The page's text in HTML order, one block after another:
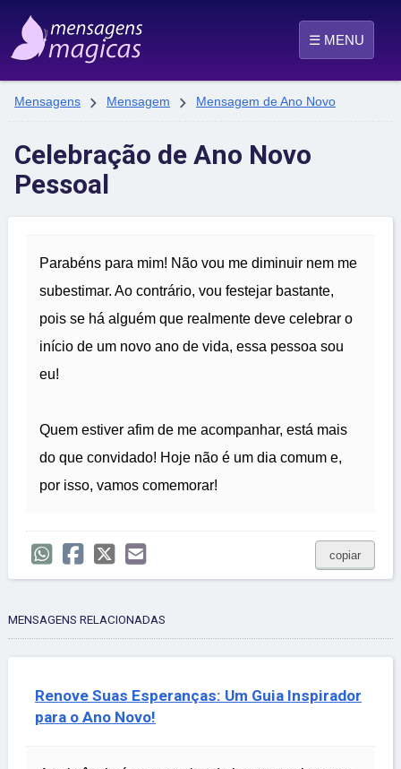
☰ MENU
Mensagens  Mensagem  Mensagem de Ano Novo
Celebração de Ano Novo
Pessoal
Parabéns para mim! Não vou me diminuir nem me
subestimar. Ao contrário, vou festejar bastante,
pois se há alguém que realmente deve celebrar o
início de um novo ano de vida, essa pessoa sou
eu!
Quem estiver afim de me acompanhar, está mais
do que convidado! Hoje não é um dia comum e,
por isso, vamos comemorar!
copiar
MENSAGENS RELACIONADAS
Renove Suas Esperanças: Um Guia Inspirador
para o Ano Novo!